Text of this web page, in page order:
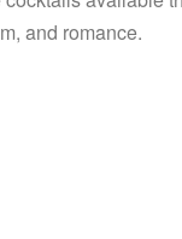
and romance.